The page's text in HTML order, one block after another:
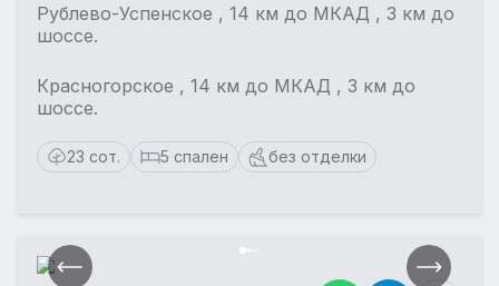
Рублево-Успенское , 14 км до МКАД , 3 км до
шоссе.
Красногорское , 14 км до МКАД , 3 км до
шоссе.
23 сот. 5 спален без отделки